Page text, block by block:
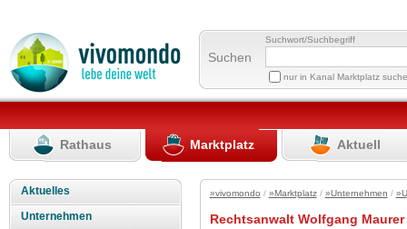
Suchen
Suchwort/Suchbegriff
nur in Kanal Marktplatz
Rathaus Marktplatz Aktuell
Aktuelles
Unternehmen
»vivomondo / »Marktplatz/ »Unternehmen /
Rechtsanwalt Wolfgang Maurer